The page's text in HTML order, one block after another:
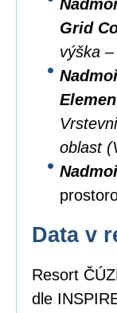
Grid
výška
oblast
Data v
Resort
dle